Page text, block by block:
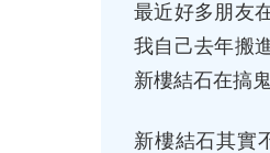
最近好多朋友
我自己去年搬
新樓結石在搞
新樓結石其實